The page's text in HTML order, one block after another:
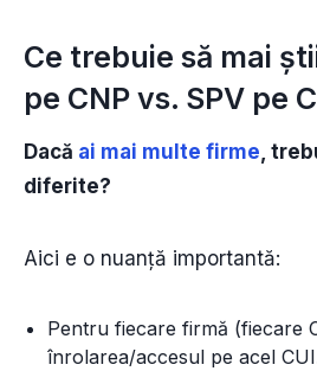
Ce trebuie să mai
pe CNP vs. SPV pe
Dacă ai mai multe firme ,
diferite?
Aici e o nuanță importantă:
Pentru fiecare firmă (fiecare
înrolarea/accesul pe acel